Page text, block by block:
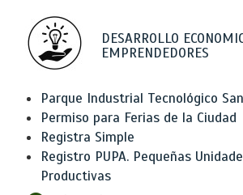
DESARROLLO
EMPRENDEDORES
Parque Industrial Tecnológico
Permiso para Ferias de la Ciudad
Registra Simple
Registro PUPA. Pequeñas
Productivas